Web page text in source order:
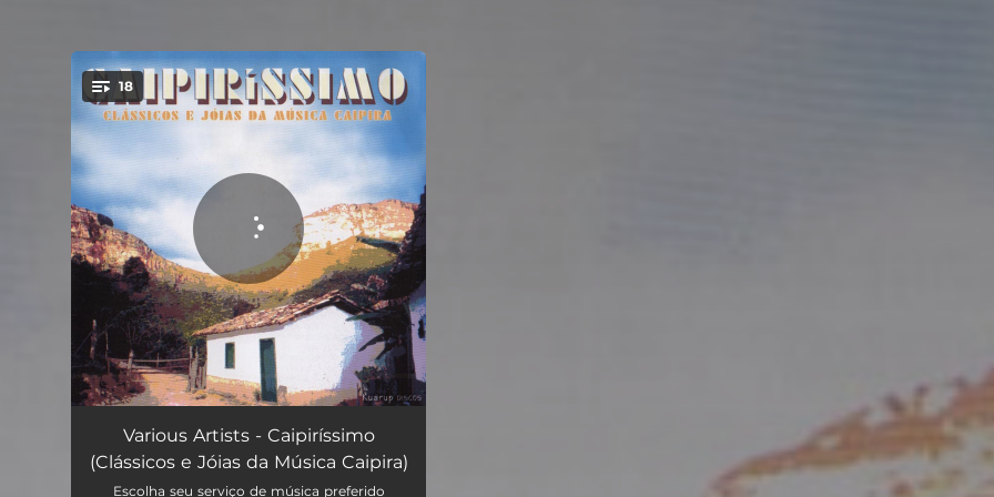
You're all set!
18
Viola Quebrada
Serenô 03:03
Various Artists - Caipiríssimo
(Clássicos e Jóias da Música Caipira)
Escolha seu serviço de música preferido